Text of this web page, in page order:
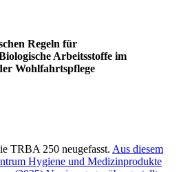
Regeln für
Arbeitsstoffe im
Wohlfahrtspflege
TRBA 250 neugefasst. Aus diesem
Hygiene und Medizinprodukte